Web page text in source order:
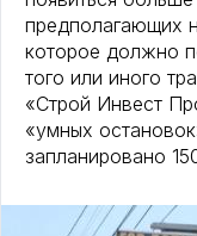
предполагающих
которое должно
того или иного
«Строй Инвест
«умных
запланировано